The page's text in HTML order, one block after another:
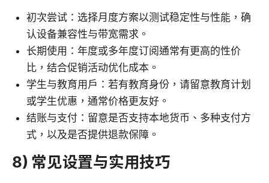
初次尝试：选择月度方案以测试稳定性与性能，确
认设备兼容性与带宽需求。
长期使用：年度或多年度订阅通常有更高的性价
比，结合促销活动优化成本。
学生与教育用户：若有教育身份，请留意教育计划
或学生优惠，通常价格更友好。
结账与支付：留意是否支持本地货币、多种支付方
式，以及是否提供退款保障。
8) 常见设置与实用技巧